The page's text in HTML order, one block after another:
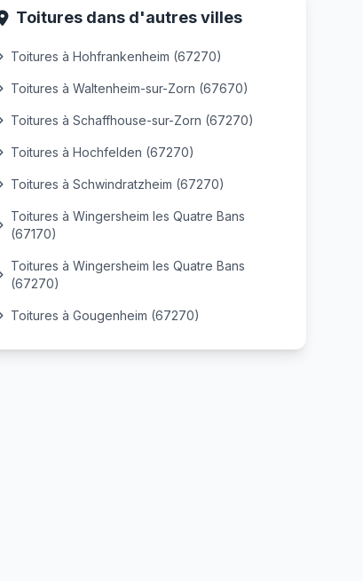
Toitures dans d'autres villes
Toitures à Hohfrankenheim (67270)
Toitures à Waltenheim-sur-Zorn (67670)
Toitures à Schaffhouse-sur-Zorn (67270)
Toitures à Hochfelden (67270)
Toitures à Schwindratzheim (67270)
Toitures à Wingersheim les Quatre Bans
(67170)
Toitures à Wingersheim les Quatre Bans
(67270)
Toitures à Gougenheim (67270)